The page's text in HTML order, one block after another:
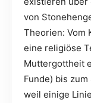
von
Theorien: Vom
eine religiöse
Muttergottheit
Funde) bis
weil einige